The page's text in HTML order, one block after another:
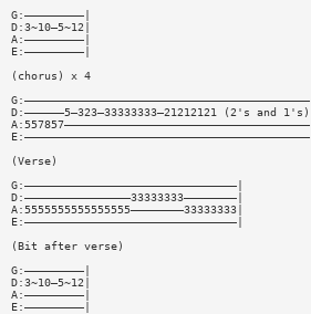
G:—————————|
D:3~10—5~12|
A:—————————|
E:—————————|
(chorus) x 4
G:———————————————————————————————————————————|
D:——————5—323—33333333—21212121 (2's and 1's)|
A:557857—————————————————————————————————————|
E:———————————————————————————————————————————|
(Verse)
G:————————————————————————————————|
D:————————————————33333333————————|
A:5555555555555555————————33333333|
E:————————————————————————————————|
(Bit after verse)
G:—————————|
D:3~10—5~12|
A:—————————|
E:—————————|